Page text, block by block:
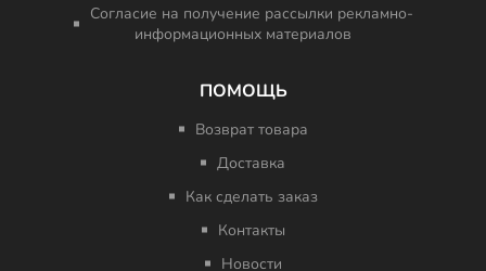
Согласие на получение рассылки рекламно-
информационных материалов
ПОМОЩЬ
Возврат товара
Доставка
Как сделать заказ
Контакты
Новости